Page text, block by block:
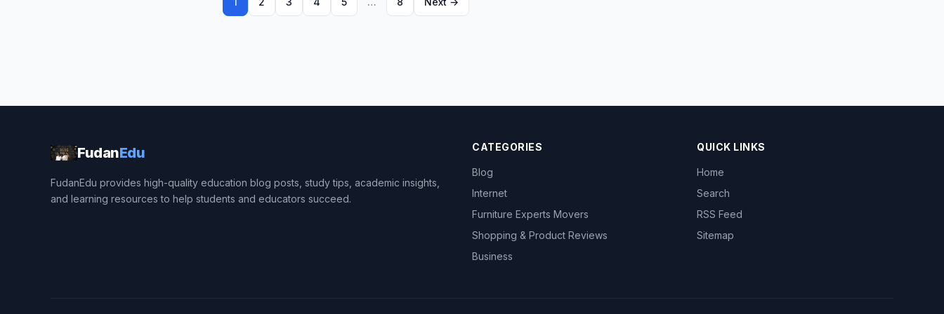
FudanEdu
FudanEdu provides high-quality education blog posts, study tips, academic insights,
and learning resources to help students and educators succeed.
CATEGORIES
Blog
Internet
Furniture Experts Movers
Shopping & Product Reviews
Business
QUICK LINKS
Home
Search
RSS Feed
Sitemap